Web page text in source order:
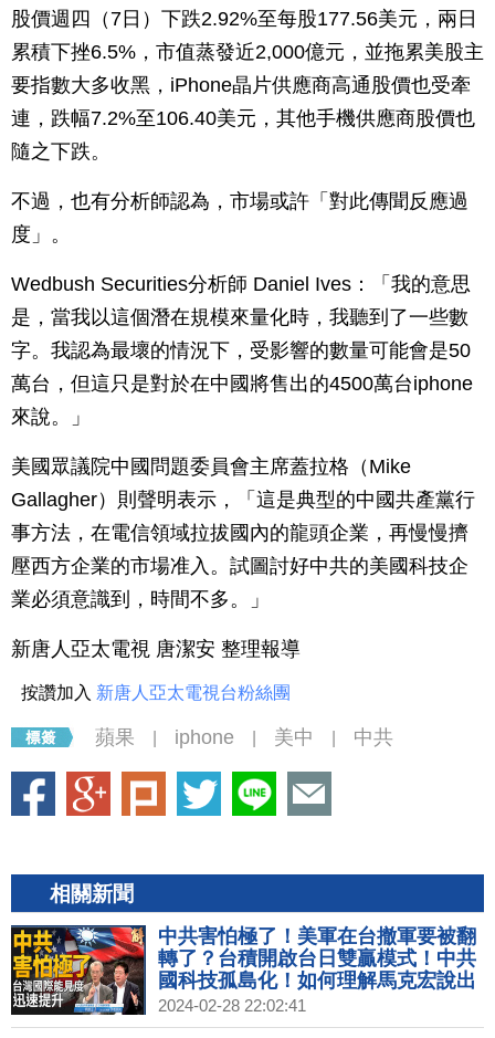
股價週四（7日）下跌2.92%至每股177.56美元，兩日
累積下挫6.5%，市值蒸發近2,000億元，並拖累美股主
要指數大多收黑，iPhone晶片供應商高通股價也受牽
連，跌幅7.2%至106.40美元，其他手機供應商股價也
隨之下跌。
不過，也有分析師認為，市場或許「對此傳聞反應過
度」。
Wedbush Securities分析師 Daniel Ives：「我的意思
是，當我以這個潛在規模來量化時，我聽到了一些數
字。我認為最壞的情況下，受影響的數量可能會是50
萬台，但這只是對於在中國將售出的4500萬台iphone
來說。」
美國眾議院中國問題委員會主席蓋拉格（Mike
Gallagher）則聲明表示，「這是典型的中國共產黨行
事方法，在電信領域拉拔國內的龍頭企業，再慢慢擠
壓西方企業的市場准入。試圖討好中共的美國科技企
業必須意識到，時間不多。」
新唐人亞太電視 唐潔安 整理報導
按讚加入 新唐人亞太電視台粉絲團
蘋果 iphone 美中 中共
相關新聞
中共害怕極了！美軍在台撤軍要被翻
轉了？台積開啟台日雙贏模式！中共
國科技孤島化！如何理解馬克宏說出
兵烏克蘭？習近平心虛根本無暇搞經
濟工作！｜明居正｜矢板明夫｜新聞
2024-02-28 22:02:41